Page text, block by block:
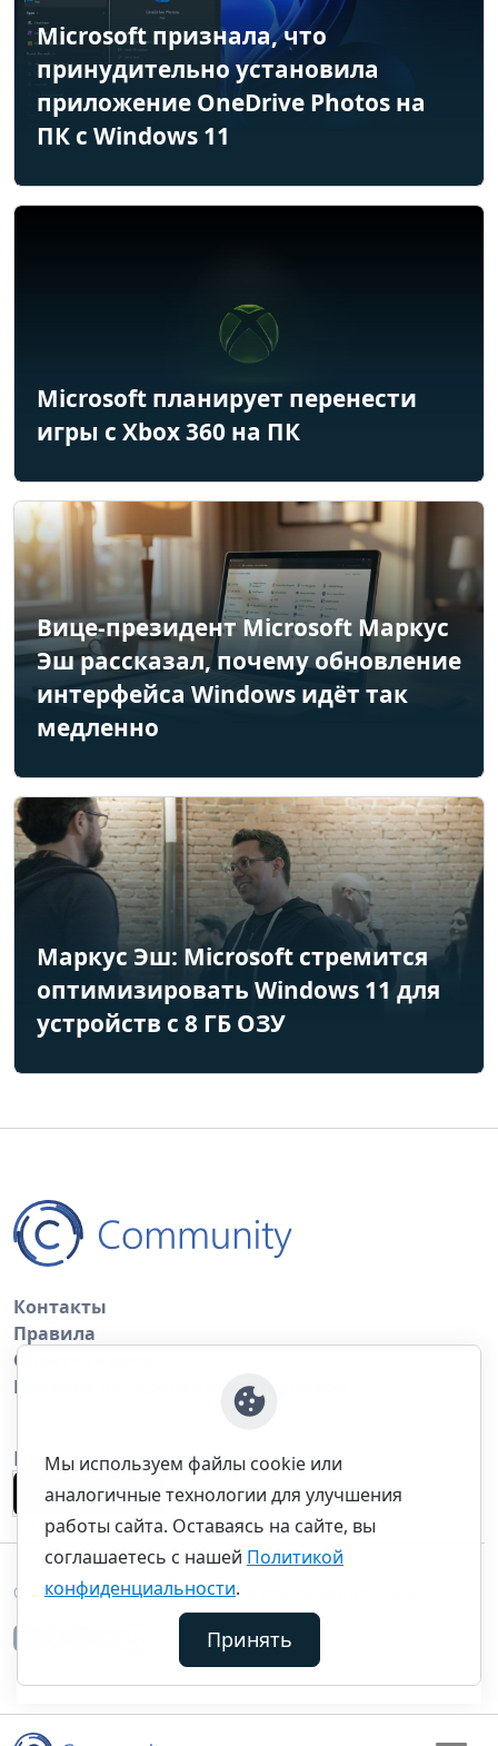
Microsoft признала, что
принудительно установила
приложение OneDrive Photos на
ПК с Windows 11
Microsoft планирует перенести
игры с Xbox 360 на ПК
Вице-президент Microsoft Маркус
Эш рассказал, почему обновление
интерфейса Windows идёт так
медленно
Маркус Эш: Microsoft стремится
оптимизировать Windows 11 для
устройств с 8 ГБ ОЗУ
Контакты
Правила
Обратная связь
Правила копирования материалов
Приложение
©thecommunity.ru 2026. Все права защищены.
Мы используем файлы cookie или
аналогичные технологии для улучшения
работы сайта. Оставаясь на сайте, вы
соглашаетесь с нашей Политикой
конфиденциальности.
Принять